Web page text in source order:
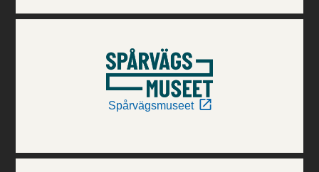
Spårvägsmuseet